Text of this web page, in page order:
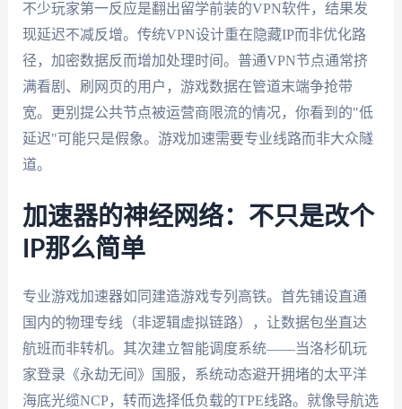
不少玩家第一反应是翻出留学前装的VPN软件，结果发
现延迟不减反增。传统VPN设计重在隐藏IP而非优化路
径，加密数据反而增加处理时间。普通VPN节点通常挤
满看剧、刷网页的用户，游戏数据在管道末端争抢带
宽。更别提公共节点被运营商限流的情况，你看到的"低
延迟"可能只是假象。游戏加速需要专业线路而非大众隧
道。
加速器的神经网络：不只是改个
IP那么简单
专业游戏加速器如同建造游戏专列高铁。首先铺设直通
国内的物理专线（非逻辑虚拟链路），让数据包坐直达
航班而非转机。其次建立智能调度系统——当洛杉矶玩
家登录《永劫无间》国服，系统动态避开拥堵的太平洋
海底光缆NCP，转而选择低负载的TPE线路。就像导航选